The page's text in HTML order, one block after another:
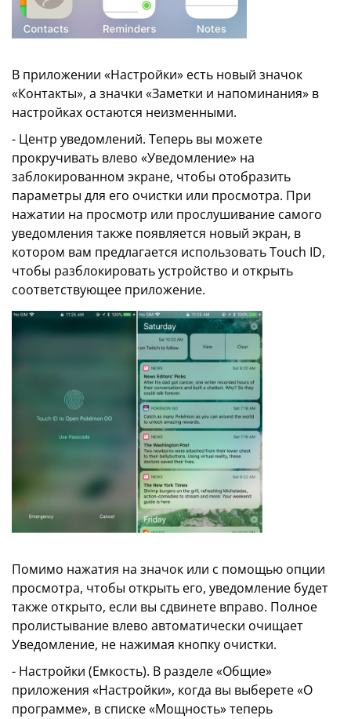
В приложении «Настройки» есть новый значок
«Контакты», а значки «Заметки и напоминания» в
настройках остаются неизменными.
- Центр уведомлений. Теперь вы можете
прокручивать влево «Уведомление» на
заблокированном экране, чтобы отобразить
параметры для его очистки или просмотра. При
нажатии на просмотр или прослушивание самого
уведомления также появляется новый экран, в
котором вам предлагается использовать Touch ID,
чтобы разблокировать устройство и открыть
соответствующее приложение.
Помимо нажатия на значок или с помощью опции
просмотра, чтобы открыть его, уведомление будет
также открыто, если вы сдвинете вправо. Полное
пролистывание влево автоматически очищает
Уведомление, не нажимая кнопку очистки.
- Настройки (Емкость). В разделе «Общие»
приложения «Настройки», когда вы выберете «О
программе», в списке «Мощность» теперь